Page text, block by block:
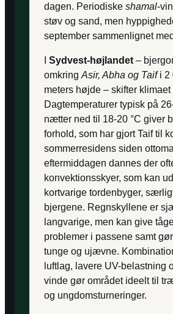
dagen. Periodiske shamal-
støv og sand, men
september sammenlignet
Sydvest-højlandet –
omkring Asir, Abha og Taifi 2
meters højde – skifter klimaet
Dagtemperaturer typisk på
nætter ned til 18-20 °C giver
forhold, som har gjort Taif til
sommerresidens siden
eftermiddagen dannes der
konvektionsskyer, som kan
kortvarige tordenbyger,
bjergene. Regnskyllene er
langvarige, men kan give
problemer i passene samt
tunge og ujævne.
luftlag, lavere UV-belastning
vinde gør området ideelt til
og ungdomsturneringer.